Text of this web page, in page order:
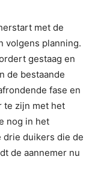
met de
volgens planning.
gestaag en
de bestaande
fase en
te zijn met het
nog in het
drie duikers die de
de aannemer nu